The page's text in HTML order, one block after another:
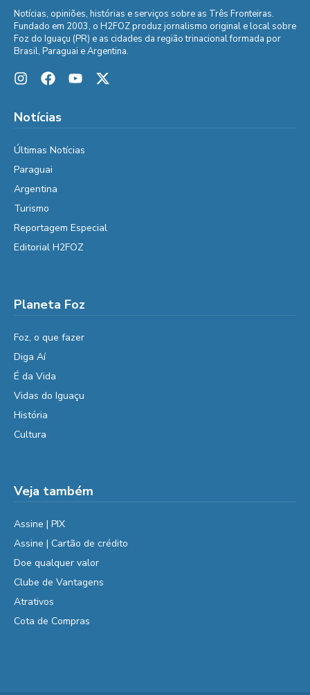
Notícias, opiniões, histórias e serviços sobre as Três Fronteiras.
Fundado em 2003, o H2FOZ produz jornalismo original e local sobre
Foz do Iguaçu (PR) e as cidades da região trinacional formada por
Brasil, Paraguai e Argentina.
Notícias
Últimas Notícias
Paraguai
Argentina
Turismo
Reportagem Especial
Editorial H2FOZ
Planeta Foz
Foz, o que fazer
Diga Aí
É da Vida
Vidas do Iguaçu
História
Cultura
Veja também
Assine | PIX
Assine | Cartão de crédito
Doe qualquer valor
Clube de Vantagens
Atrativos
Cota de Compras